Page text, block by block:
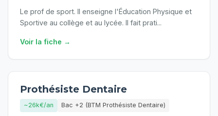
Le prof de sport. Il enseigne l'Éducation Physique et
Sportive au collège et au lycée. Il fait prati...
Voir la fiche →
Prothésiste Dentaire
~26k€/an Bac +2 (BTM Prothésiste Dentaire)